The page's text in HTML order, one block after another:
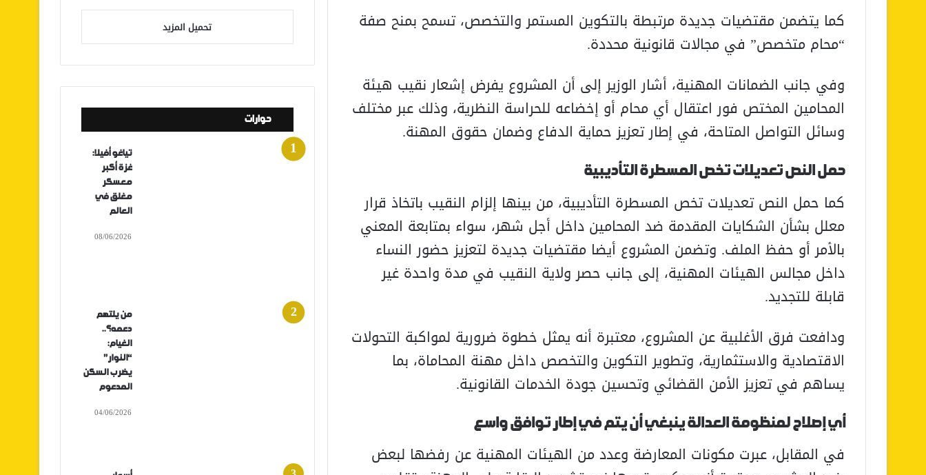
كما يتضمن مقتضيات جديدة مرتبطة بالتكوين المستمر والتخصص، تسمح بمنح صفة
“محام متخصص” في مجالات قانونية محددة.
وفي جانب الضمانات المهنية، أشار الوزير إلى أن المشروع يفرض إشعار نقيب هيئة
المحامين المختص فور اعتقال أي محام أو إخضاعه للحراسة النظرية، وذلك عبر مختلف
وسائل التواصل المتاحة، في إطار تعزيز حماية الدفاع وضمان حقوق المهنة.
حمل النص تعديلات تخص المسطرة التأديبية
كما حمل النص تعديلات تخص المسطرة التأديبية، من بينها إلزام النقيب باتخاذ قرار
معلل بشأن الشكايات المقدمة ضد المحامين داخل أجل شهر، سواء بمتابعة المعني
بالأمر أو حفظ الملف. وتضمن المشروع أيضا مقتضيات جديدة لتعزيز حضور النساء
داخل مجالس الهيئات المهنية، إلى جانب حصر ولاية النقيب في مدة واحدة غير
قابلة للتجديد.
ودافعت فرق الأغلبية عن المشروع، معتبرة أنه يمثل خطوة ضرورية لمواكبة التحولات
الاقتصادية والاستثمارية، وتطوير التكوين والتخصص داخل مهنة المحاماة، بما
يساهم في تعزيز الأمن القضائي وتحسين جودة الخدمات القانونية.
أي إصلاح لمنظومة العدالة ينبغي أن يتم في إطار توافق واسع
في المقابل، عبرت مكونات المعارضة وعدد من الهيئات المهنية عن رفضها لبعض
تحميل المزيد
حوارات
تياغو أفيلا:
غزة أكبر
معسكر
مغلق في
العالم
08/06/2026
من يلتهم
دعمه؟..
الغيام:
“النوار”
يضرب السكن
المدعوم
04/06/2026